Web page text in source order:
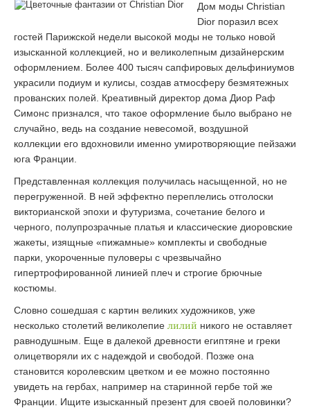
Дом моды Christian
Dior поразил всех
гостей Парижской недели высокой моды не только новой
изысканной коллекцией, но и великолепным дизайнерским
оформлением. Более 400 тысяч сапфировых дельфиниумов
украсили подиум и кулисы, создав атмосферу безмятежных
прованских полей. Креативный директор дома Диор Раф
Симонс признался, что такое оформление было выбрано не
случайно, ведь на создание невесомой, воздушной
коллекции его вдохновили именно умиротворяющие пейзажи
юга Франции.
Представленная коллекция получилась насыщенной, но не
перегруженной. В ней эффектно переплелись отголоски
викторианской эпохи и футуризма, сочетание белого и
черного, полупрозрачные платья и классические диоровские
жакеты, изящные «пижамные» комплекты и свободные
парки, укороченные пуловеры с чрезвычайно
гипертрофированной линией плеч и строгие брючные
костюмы.
Словно сошедшая с картин великих художников, уже
несколько столетий великолепие лилий никого не оставляет
равнодушным. Еще в далекой древности египтяне и греки
олицетворяли их с надеждой и свободой. Позже она
становится королевским цветком и ее можно постоянно
увидеть на гербах, например на старинной гербе той же
Франции. Ищите изысканный презент для своей половинки?